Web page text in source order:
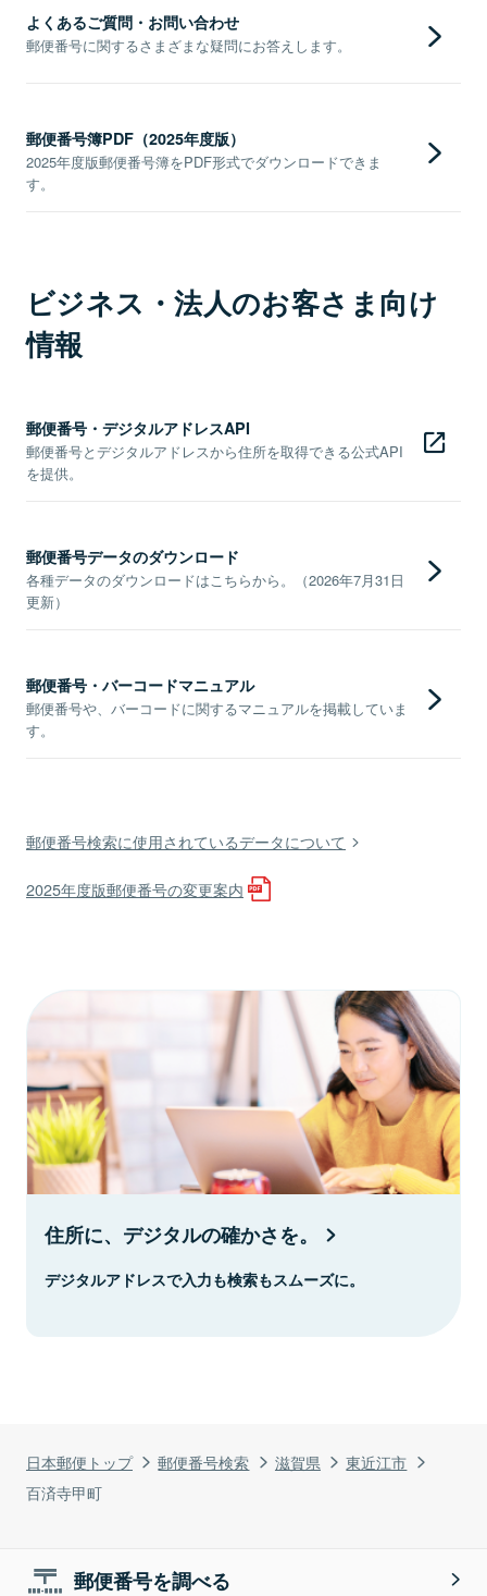
日本郵便トップ 郵便番号検索 滋賀県
東近江市
百済寺甲町
よくあるご質問・お問い合わせ
郵便番号に関するさまざまな疑問にお答えします。
郵便番号簿PDF（2025年度版）
2025年度版郵便番号簿をPDF形式でダウンロードできま
す。
ビジネス・法人のお客さま向け
情報
郵便番号・デジタルアドレスAPI
郵便番号とデジタルアドレスから住所を取得できる公式API
を提供。
郵便番号データのダウンロード
各種データのダウンロードはこちらから。（2026年7月31日
更新）
郵便番号・バーコードマニュアル
郵便番号や、バーコードに関するマニュアルを掲載していま
す。
郵便番号検索に使用されているデータについて
2025年度版郵便番号の変更案内
住所に、デジタルの確かさを。
デジタルアドレスで入力も検索もスムーズに。
郵便番号を調べる